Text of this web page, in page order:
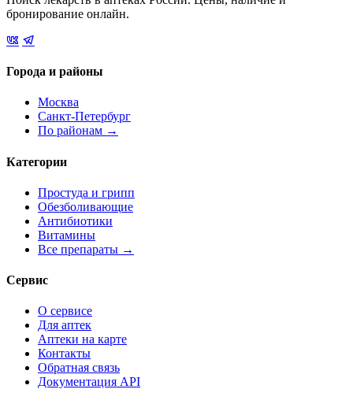
бронирование онлайн.
Города и районы
Москва
Санкт-Петербург
По районам →
Категории
Простуда и грипп
Обезболивающие
Антибиотики
Витамины
Все препараты →
Сервис
О сервисе
Для аптек
Аптеки на карте
Контакты
Обратная связь
Документация API